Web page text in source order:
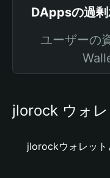
DAppsの過
ユーザーの
jlorock ウォ
jlorockウォレット